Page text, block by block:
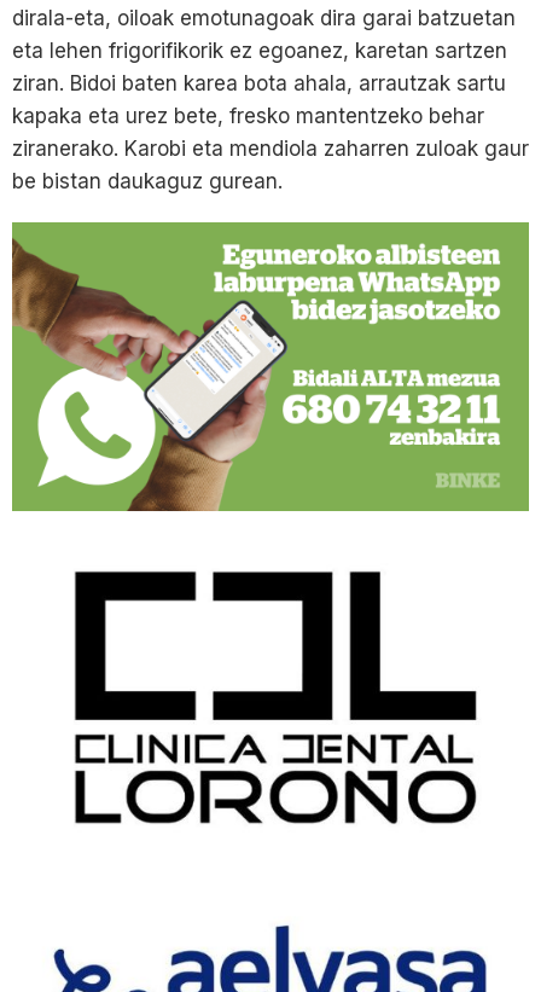
dirala-eta, oiloak emotunagoak dira garai batzuetan
eta lehen frigorifikorik ez egoanez, karetan sartzen
ziran. Bidoi baten karea bota ahala, arrautzak sartu
kapaka eta urez bete, fresko mantentzeko behar
ziranerako. Karobi eta mendiola zaharren zuloak gaur
be bistan daukaguz gurean.